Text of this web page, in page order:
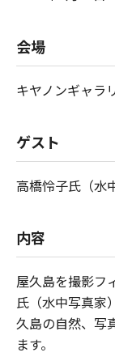
会場
キヤノンギャラ
ゲスト
高橋怜子氏（水
内容
屋久島を撮影フ
氏（水中写真家
久島の自然、写
ます。